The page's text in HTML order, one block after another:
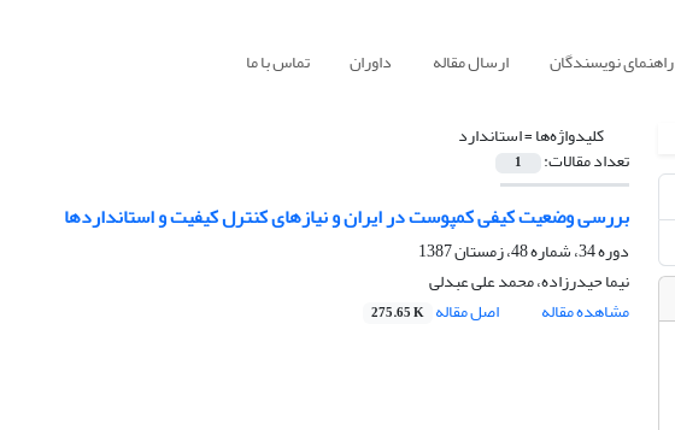
راهنمای نویسندگان ارسال مقاله داوران تماس با ما
کلیدواژه‌ها =استاندارد
تعداد مقالات: 1
بررسی وضعیت کیفی کمپوست در ایران و نیازهای کنترل کیفیت و استانداردها
دوره 34، شماره 48، زمستان 1387
نیما حیدرزاده، محمد علی عبدلی
مشاهده مقاله
اصل مقاله 275.65 K